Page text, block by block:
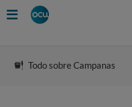
Todo sobre Campanas